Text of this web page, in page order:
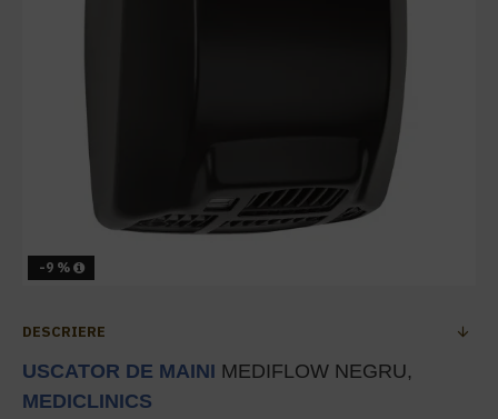
-9 %
DESCRIERE
USCATOR DE MAINI MEDIFLOW NEGRU,
MEDICLINICS